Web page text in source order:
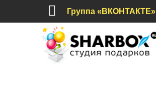
Группа «ВКОНТАКТЕ»